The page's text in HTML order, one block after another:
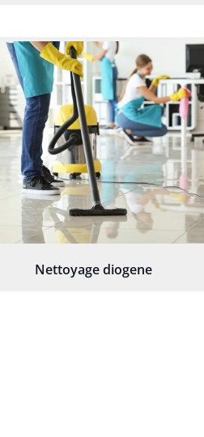
Nettoyage diogene